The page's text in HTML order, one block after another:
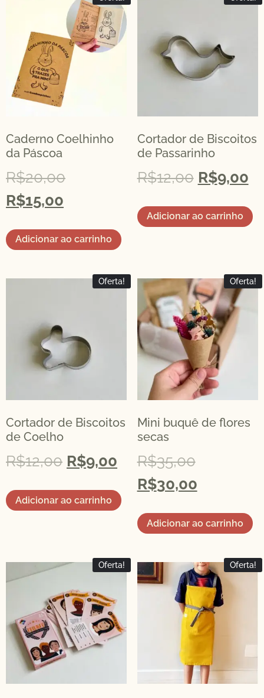
Caderno Coelhinho
da Páscoa
R$20,00
R$15,00
Adicionar ao carrinho
Cortador de Biscoitos
de Passarinho
R$12,00 R$9,00
Adicionar ao carrinho
Oferta!
Cortador de Biscoitos
de Coelho
R$12,00 R$9,00
Adicionar ao carrinho
Oferta!
Mini buquê de flores
secas
R$35,00
R$30,00
Adicionar ao carrinho
Oferta! Oferta!